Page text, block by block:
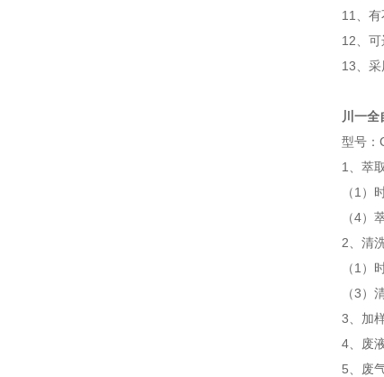
11、 有
12、可
13、 采
川一全
型号：
1、 萃取
（1）
（4）
2、清
（1）
（3）
3、加
4、废
5、废